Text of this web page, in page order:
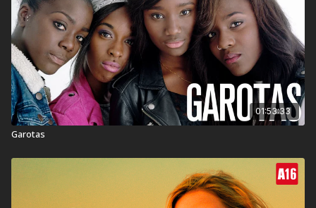
01:53:33
Garotas